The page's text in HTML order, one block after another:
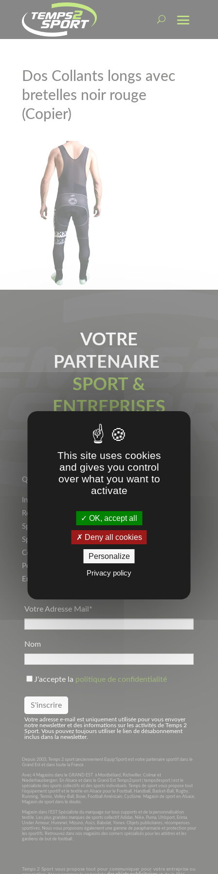
Dos Collants longs avec
bretelles noir rouge
(Copier)
VOTRE
PARTENAIRE
SPORT &
ENTREPRISES
TEMPS 2 SPORT
Qui sommes-nous ?
Indépendant ? Rejoignez le Réseau Temps 2 Sport !
Rejoignez l’équipe !
Sports Individuels
Sport Collectif
Collectivités, Scolaire
Personnalisation, Marquage
Entreprise, Communication par l’objet
Votre Adresse Mail*
Nom
J'accepte la politique de confidentialité
Votre adresse e-mail est uniquement utilisée pour vous envoyer
notre newsletter et des informations sur les activités de Temps 2
Sport. Vous pouvez toujours utiliser le lien de désabonnement
inclus dans la newsletter.
Depuis 2003, Temps 2 sport (anciennement Equip’Sport) est votre partenaire sportif dans le
Grand Est et dans toute la France .
Avec 4 Magasins dans le GRAND EST à Montbéliard, Richwiller, Colmar et
Niederhausbergen. En Alsace et dans le Grand Est Temps2sport ( tempsdesport ) est le
spécialiste des sports collectifs et des sports individuels. Temps de sport vous propose tout
l’équipement sportif et le textile en Alsace pour le Football, Handball, Basket-Ball, Rugby,
Running, Tennis, Volley-Ball, Boxe, Football Américain, Cyclisme. Magasin de sport en Alsace,
Magasin de sport dans le doubs.
Magasin dans l’EST Spécialiste du marquage sur tous supports et de la personnalisation
textile. Les plus grandes marques de sports collectif Adidas, Nike, Puma, Uhlsport, Erima,
Under Armour, Hummel, Mizuno, Asics, Babolat, Yonex. Objets publicitaires, récompenses
sportives. Nous vous proposons également une gamme de parapharmacie et protection pour
les sportifs. Retrouvez dans nos magasins des corners spécialisés pour les arbitres et les
gardiens de but de football.
Temps 2 Sport vous propose tout pour communiquer pour votre entreprise ou
This site uses cookies
and gives you control
over what you want to
activate
OK, accept all
Deny all cookies
Personalize
Privacy policy